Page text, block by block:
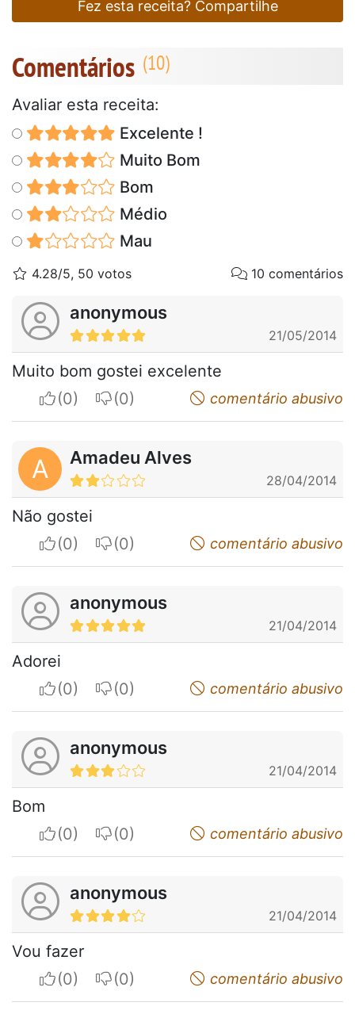
Fez esta receita? Compartilhe
Comentários
Avaliar esta receita:
Excelente !
Muito Bom
Bom
Médio
Mau
4.28/5, 50 votos 10 comentários
anonymous
21/05/2014
Muito bom gostei excelente
I apreciateI do not appreciatecomentário abusivo
A Amadeu Alves
28/04/2014
Não gostei
I apreciateI do not appreciatecomentário abusivo
anonymous
21/04/2014
Adorei
I apreciateI do not appreciatecomentário abusivo
anonymous
21/04/2014
Bom
I apreciateI do not appreciatecomentário abusivo
anonymous
21/04/2014
Vou fazer
I apreciateI do not appreciatecomentário abusivo